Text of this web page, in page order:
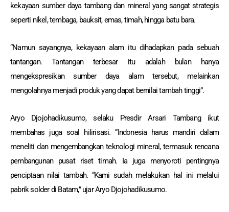
kekayaan sumber daya tambang dan mineral yang sangat strategis
seperti nikel, tembaga, bauksit, emas, timah, hingga batu bara.
“Namun sayangnya, kekayaan alam itu dihadapkan pada sebuah
tantangan. Tantangan terbesar itu adalah bulan hanya
mengekspresikan sumber daya alam tersebut, melainkan
mengolahnya menjadi produk yang dapat bernilai tambah tinggi”.
Aryo Djojohadikusumo, selaku Presdir Arsari Tambang ikut
membahas juga soal hilirisasi. “Indonesia harus mandiri dalam
meneliti dan mengembangkan teknologi mineral, termasuk rencana
pembangunan pusat riset timah. Ia juga menyoroti pentingnya
penciptaan nilai tambah. “Kami sudah melakukan hal ini melalui
pabrik solder di Batam,” ujar Aryo Djojohadikusumo.